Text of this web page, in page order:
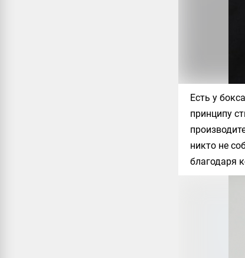
Есть у
принципу
никто не
благодаря